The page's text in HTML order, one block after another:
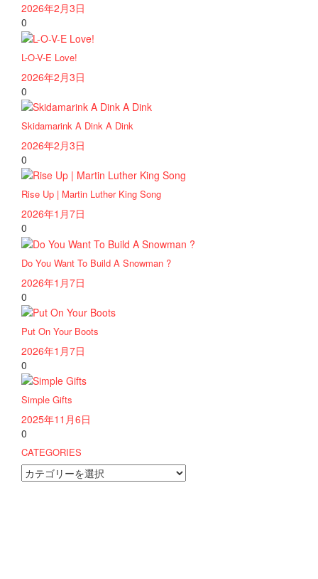
2026年2月3日
0
L-O-V-E Love!
2026年2月3日
0
Skidamarink A Dink A Dink
2026年2月3日
0
Rise Up | Martin Luther King Song
2026年1月7日
0
Do You Want To Build A Snowman ?
2026年1月7日
0
Put On Your Boots
2026年1月7日
0
Simple Gifts
2025年11月6日
0
CATEGORIES
CATEGORIES